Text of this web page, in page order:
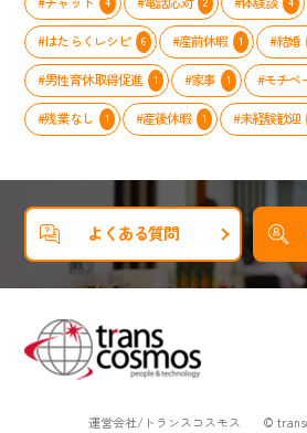
#はたらくレシピ 6 #産前休暇 1 #結婚
#男性育休取得促進 1 #家事 1 #モチベ
#残業なし 1 #産後休暇 1 #未経験歓迎
よくある質問
運営会社/トランスコスモス ©